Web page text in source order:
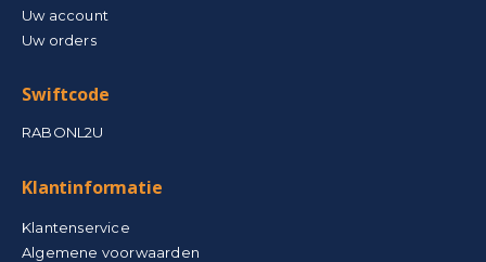
Uw account
Uw orders
Swiftcode
RABONL2U
Klantinformatie
Klantenservice
Algemene voorwaarden